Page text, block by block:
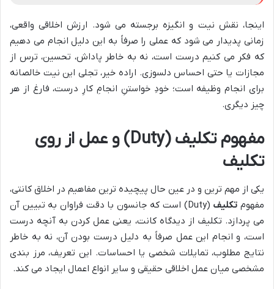
اینجا، نقش نیت و انگیزه برجسته می شود. ارزش اخلاقی واقعی،
زمانی پدیدار می شود که عملی را صرفاً به این دلیل انجام می دهیم
که فکر می کنیم درست است، نه به خاطر پاداش، تحسین، ترس از
مجازات یا حتی احساس دلسوزی. اراده خیر، تجلی این نیت خالصانه
برای انجام وظیفه است؛ خودِ خواستنِ انجامِ کارِ درست، فارغ از هر
چیز دیگری.
مفهوم تکلیف (Duty) و عمل از روی
تکلیف
یکی از مهم ترین و در عین حال پیچیده ترین مفاهیم در اخلاق کانتی،
مفهوم تکلیف
(Duty) است که جانسون با دقت فراوان به تبیین آن
می پردازد. تکلیف از دیدگاه کانت، یعنی عمل کردن به آنچه درست
است، و انجام این عمل صرفاً به دلیل درست بودن آن، نه به خاطر
نتایج مطلوب، تمایلات شخصی یا احساسات. این تعریف، مرز بندی
مشخصی میان عمل اخلاقی حقیقی و سایر انواع اعمال ایجاد می کند.